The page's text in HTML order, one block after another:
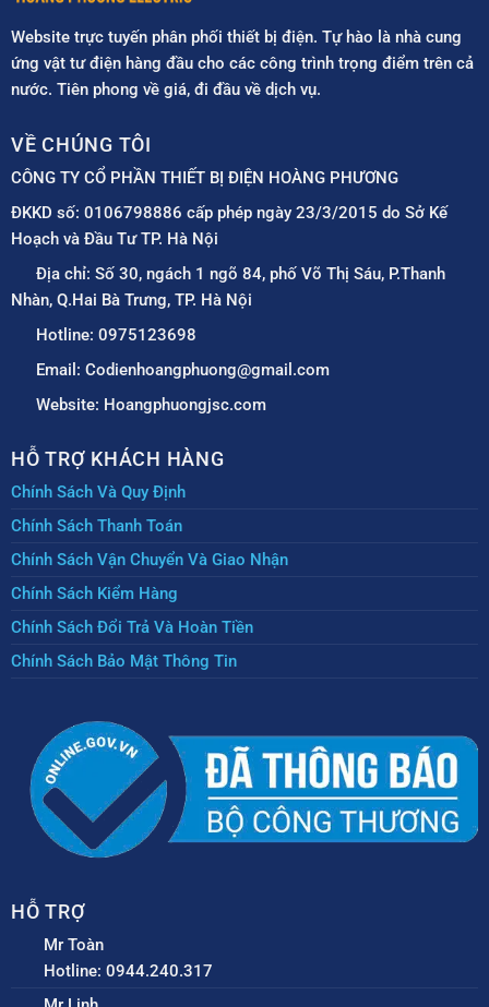
Website trực tuyến phân phối thiết bị điện. Tự hào là nhà cung
ứng vật tư điện hàng đầu cho các công trình trọng điểm trên cả
nước. Tiên phong về giá, đi đầu về dịch vụ.
VỀ CHÚNG TÔI
CÔNG TY CỔ PHẦN THIẾT BỊ ĐIỆN HOÀNG PHƯƠNG
ĐKKD số: 0106798886 cấp phép ngày 23/3/2015 do Sở Kế
Hoạch và Đầu Tư TP. Hà Nội
Địa chỉ: Số 30, ngách 1 ngõ 84, phố Võ Thị Sáu, P.Thanh
Nhàn, Q.Hai Bà Trưng, TP. Hà Nội
Hotline: 0975123698
Email: Codienhoangphuong@gmail.com
Website: Hoangphuongjsc.com
HỖ TRỢ KHÁCH HÀNG
Chính Sách Và Quy Định
Chính Sách Thanh Toán
Chính Sách Vận Chuyển Và Giao Nhận
Chính Sách Kiểm Hàng
Chính Sách Đổi Trả Và Hoàn Tiền
Chính Sách Bảo Mật Thông Tin
HỖ TRỢ
Mr Toàn
Hotline: 0944.240.317